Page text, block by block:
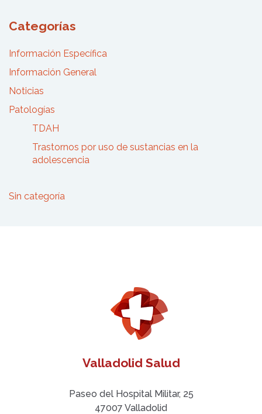
Categorías
Información Específica
Información General
Noticias
Patologías
TDAH
Trastornos por uso de sustancias en la
adolescencia
Sin categoría
Valladolid Salud
Paseo del Hospital Militar, 25
47007 Valladolid